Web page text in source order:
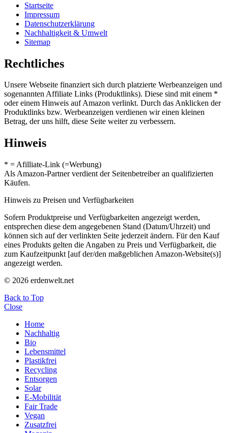
Startseite
Impressum
Datenschutzerklärung
Nachhaltigkeit & Umwelt
Sitemap
Rechtliches
Unsere Webseite finanziert sich durch platzierte Werbeanzeigen und
sogenannten Affiliate Links (Produktlinks). Diese sind mit einem *
oder einem Hinweis auf Amazon verlinkt. Durch das Anklicken der
Produktlinks bzw. Werbeanzeigen verdienen wir einen kleinen
Betrag, der uns hilft, diese Seite weiter zu verbessern.
Hinweis
* = Afilliate-Link (=Werbung)
Als Amazon-Partner verdient der Seitenbetreiber an qualifizierten
Käufen.
Hinweis zu Preisen und Verfügbarkeiten
Sofern Produktpreise und Verfügbarkeiten angezeigt werden,
entsprechen diese dem angegebenen Stand (Datum/Uhrzeit) und
können sich auf der verlinkten Seite jederzeit ändern. Für den Kauf
eines Produkts gelten die Angaben zu Preis und Verfügbarkeit, die
zum Kaufzeitpunkt [auf der/den maßgeblichen Amazon-Website(s)]
angezeigt werden.
© 2026 erdenwelt.net
Back to Top
Close
Home
Nachhaltig
Bio
Lebensmittel
Plastikfrei
Recycling
Entsorgen
Solar
E-Mobilität
Fair Trade
Vegan
Zusatzfrei